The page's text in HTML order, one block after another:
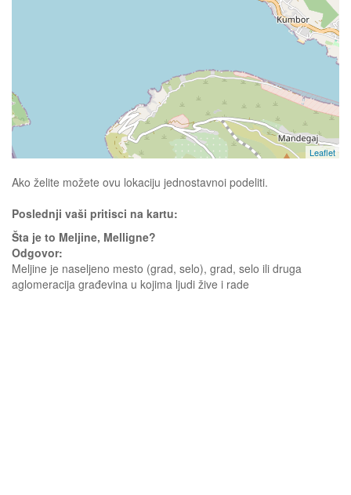
Leaflet
Ako želite možete ovu lokaciju jednostavnoi podeliti.
Poslednji vaši pritisci na kartu:
Šta je to Meljine, Melligne?
Odgovor:
Meljine je naseljeno mesto (grad, selo), grad, selo ili druga
aglomeracija građevina u kojima ljudi žive i rade